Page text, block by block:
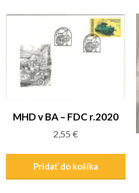
MHD v BA – FDC r.2020
2,55€
Pridať do košíka